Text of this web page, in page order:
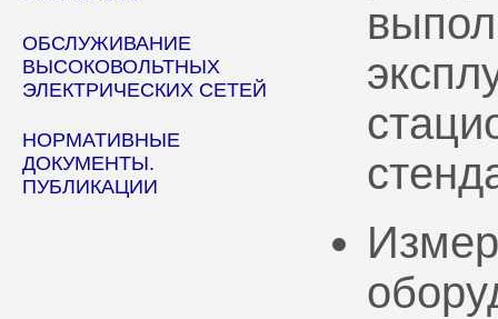
ОБСЛУЖИВАНИЕ
ВЫСОКОВОЛЬТНЫХ
ЭЛЕКТРИЧЕСКИХ СЕТЕЙ
НОРМАТИВНЫЕ
ДОКУМЕНТЫ.
ПУБЛИКАЦИИ